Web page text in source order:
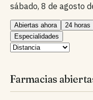
sábado, 8 de agosto
Abiertas ahora
24 horas
Especialidades
Farmacias